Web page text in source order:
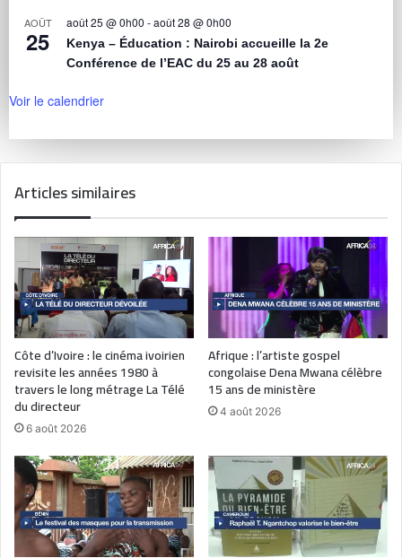
AOÛT
25
août 25 @ 0h00 -août 28 @ 0h00
Kenya – Éducation : Nairobi accueille la 2e
Conférence de l’EAC du 25 au 28 août
Voir le calendrier
Articles similaires
Côte d’Ivoire : le cinéma ivoirien
revisite les années 1980 à
travers le long métrage La Télé
du directeur
6 août 2026
Afrique : l’artiste gospel
congolaise Dena Mwana célèbre
15 ans de ministère
4 août 2026